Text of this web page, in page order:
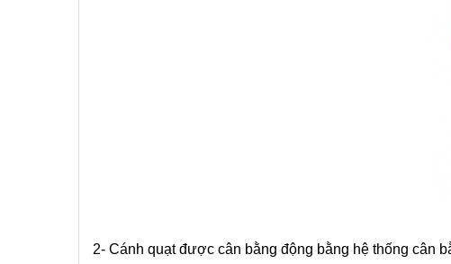
2- Cánh quạt được cân bằng động bằng hệ thống cân